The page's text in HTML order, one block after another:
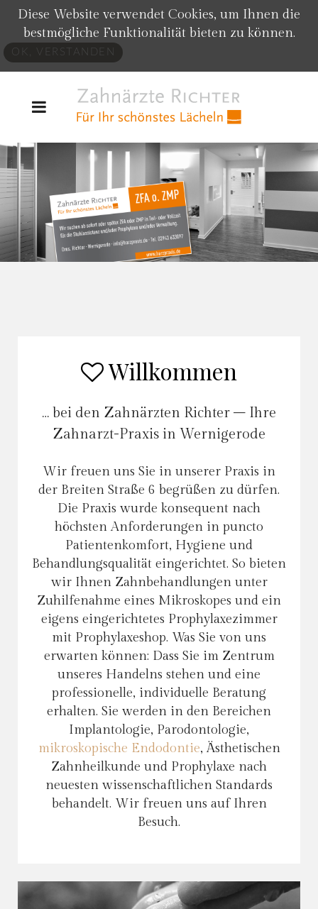
Diese Website verwendet Cookies, um Ihnen die
bestmögliche Funktionalität bieten zu können.
OK, VERSTANDEN
Willkommen
… bei den Zahnärzten Richter – Ihre
Zahnarzt-Praxis in Wernigerode
Wir freuen uns Sie in unserer Praxis in
der Breiten Straße 6 begrüßen zu dürfen.
Die Praxis wurde konsequent nach
höchsten Anforderungen in puncto
Patientenkomfort, Hygiene und
Behandlungsqualität eingerichtet. So bieten
wir Ihnen Zahnbehandlungen unter
Zuhilfenahme eines Mikroskopes und ein
eigens eingerichtetes Prophylaxezimmer
mit Prophylaxeshop. Was Sie von uns
erwarten können: Dass Sie im Zentrum
unseres Handelns stehen und eine
professionelle, individuelle Beratung
erhalten. Sie werden in den Bereichen
Implantologie, Parodontologie,
mikroskopische Endodontie, Ästhetischen
Zahnheilkunde und Prophylaxe nach
neuesten wissenschaftlichen Standards
behandelt. Wir freuen uns auf Ihren
Besuch.